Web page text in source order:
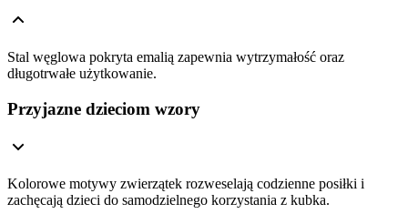
Stal węglowa pokryta emalią zapewnia wytrzymałość oraz
długotrwałe użytkowanie.
Przyjazne dzieciom wzory
Kolorowe motywy zwierzątek rozweselają codzienne posiłki i
zachęcają dzieci do samodzielnego korzystania z kubka.